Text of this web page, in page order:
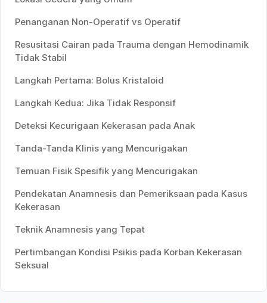
Penanganan Non-Operatif vs Operatif
Resusitasi Cairan pada Trauma dengan Hemodinamik
Tidak Stabil
Langkah Pertama: Bolus Kristaloid
Langkah Kedua: Jika Tidak Responsif
Deteksi Kecurigaan Kekerasan pada Anak
Tanda-Tanda Klinis yang Mencurigakan
Temuan Fisik Spesifik yang Mencurigakan
Pendekatan Anamnesis dan Pemeriksaan pada Kasus
Kekerasan
Teknik Anamnesis yang Tepat
Pertimbangan Kondisi Psikis pada Korban Kekerasan
Seksual